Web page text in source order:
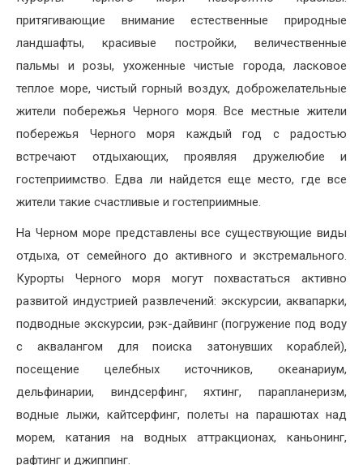
притягивающие внимание естественные природные
ландшафты, красивые постройки, величественные
пальмы и розы, ухоженные чистые города, ласковое
теплое море, чистый горный воздух, доброжелательные
жители побережья Черного моря. Все местные жители
побережья Черного моря каждый год с радостью
встречают отдыхающих, проявляя дружелюбие и
гостеприимство. Едва ли найдется еще место, где все
жители такие счастливые и гостеприимные.
На Черном море представлены все существующие виды
отдыха, от семейного до активного и экстремального.
Курорты Черного моря могут похвастаться активно
развитой индустрией развлечений: экскурсии, аквапарки,
подводные экскурсии, рэк-дайвинг (погружение под воду
с аквалангом для поиска затонувших кораблей),
посещение целебных источников, океанариум,
дельфинарии, виндсерфинг, яхтинг, парапланеризм,
водные лыжи, кайтсерфинг, полеты на парашютах над
морем, катания на водных аттракционах, каньонинг,
рафтинг и джиппинг.